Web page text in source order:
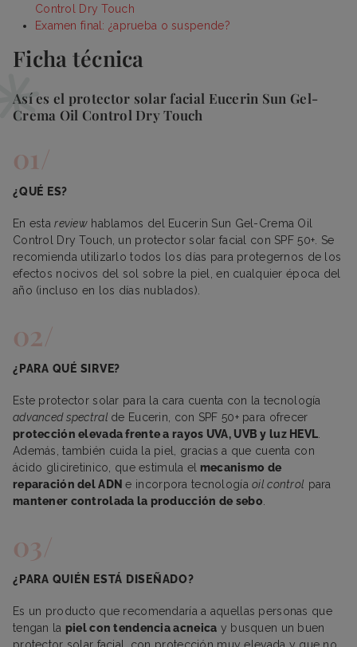
Control Dry Touch
Examen final: ¿aprueba o suspende?
Ficha técnica
Así es el protector solar facial Eucerin Sun Gel-
Crema Oil Control Dry Touch
¿QUÉ ES?
En estareview hablamos del Eucerin Sun Gel-Crema Oil
Control Dry Touch, un protector solar facial con SPF 50+. Se
recomienda utilizarlo todos los días para protegernos de los
efectos nocivos del sol sobre la piel, en cualquier época del
año (incluso en los días nublados).
¿PARA QUÉ SIRVE?
Este protector solar para la cara cuenta con la tecnología
advanced spectral de Eucerin, con SPF 50+ para ofrecer
protección elevada frente a rayos UVA, UVB y luz HEVL
Además, también cuida la piel, gracias a que cuenta con
ácido gliciretinico, que estimula el mecanismo de
reparación del ADNe incorpora tecnologíaoil control para
mantener controlada la producción de sebo
¿PARA QUIÉN ESTÁ DISEÑADO?
Es un producto que recomendaría a aquellas personas que
tengan la piel con tendencia acneica y busquen un buen